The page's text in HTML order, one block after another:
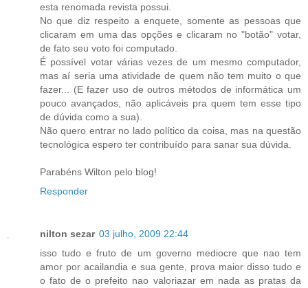
esta renomada revista possui.
No que diz respeito a enquete, somente as pessoas que
clicaram em uma das opções e clicaram no "botão" votar,
de fato seu voto foi computado.
É possível votar várias vezes de um mesmo computador,
mas aí seria uma atividade de quem não tem muito o que
fazer... (E fazer uso de outros métodos de informática um
pouco avançados, não aplicáveis pra quem tem esse tipo
de dúvida como a sua).
Não quero entrar no lado político da coisa, mas na questão
tecnológica espero ter contribuído para sanar sua dúvida.
Parabéns Wilton pelo blog!
Responder
nilton sezar 03 julho, 2009 22:44
isso tudo e fruto de um governo mediocre que nao tem
amor por acailandia e sua gente, prova maior disso tudo e
o fato de o prefeito nao valoriazar em nada as pratas da